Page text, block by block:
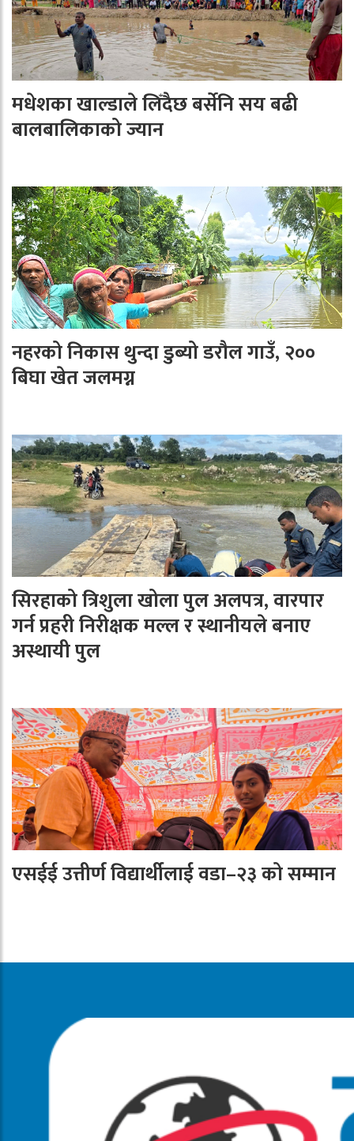
मधेशका खाल्डाले लिँदैछ बर्सेनि सय बढी
बालबालिकाको ज्यान
नहरको निकास थुन्दा डुब्यो डरौल गाउँ, २००
बिघा खेत जलमग्न
सिरहाको त्रिशुला खोला पुल अलपत्र, वारपार
गर्न प्रहरी निरीक्षक मल्ल र स्थानीयले बनाए
अस्थायी पुल
एसईई उत्तीर्ण विद्यार्थीलाई वडा–२३ को सम्मान